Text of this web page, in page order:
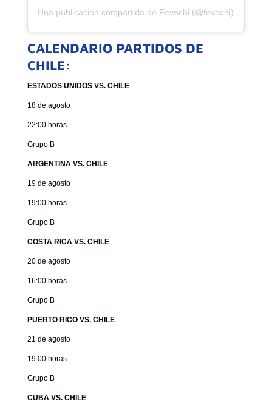
Una publicación compartida de Fevochi (@fevochi)
CALENDARIO PARTIDOS DE
CHILE:
ESTADOS UNIDOS VS. CHILE
18 de agosto
22:00 horas
Grupo B
ARGENTINA VS. CHILE
19 de agosto
19:00 horas
Grupo B
COSTA RICA VS. CHILE
20 de agosto
16:00 horas
Grupo B
PUERTO RICO VS. CHILE
21 de agosto
19:00 horas
Grupo B
CUBA VS. CHILE